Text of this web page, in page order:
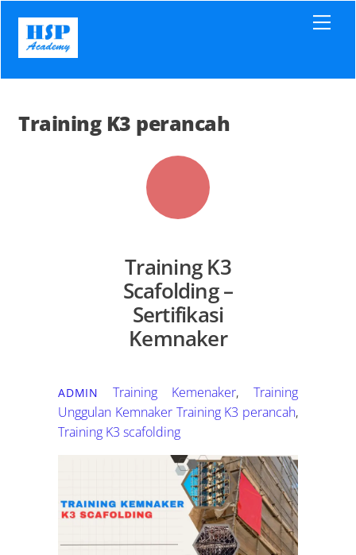
content
Training K3 perancah
Training K3
Scafolding –
Sertifikasi
Kemnaker
ADMIN Training Kemenaker, Training
Unggulan Kemnaker Training K3 perancah,
Training K3 scafolding